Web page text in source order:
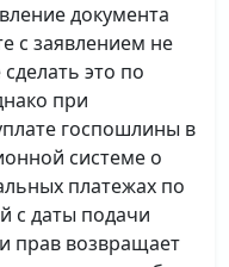
документа
с заявлением не
это по
при
госпошлины в
системе о
платежах по
с даты подачи
прав возвращает